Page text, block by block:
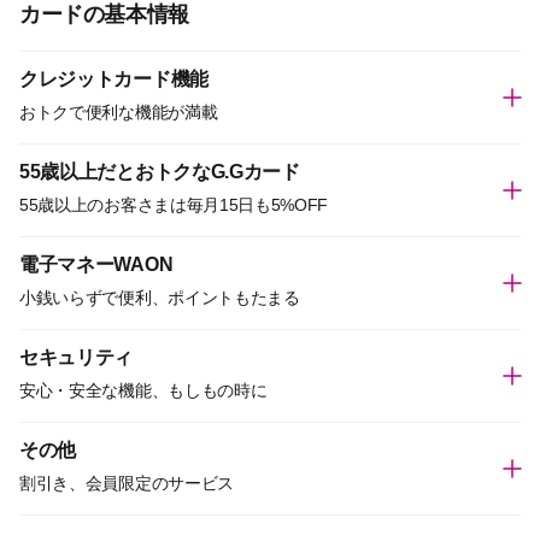
カードの基本情報
クレジットカード機能
おトクで便利な機能が満載
55歳以上だとおトクなG.Gカード
55歳以上のお客さまは毎月15日も5%OFF
電子マネーWAON
小銭いらずで便利、ポイントもたまる
セキュリティ
安心・安全な機能、もしもの時に
その他
割引き、会員限定のサービス